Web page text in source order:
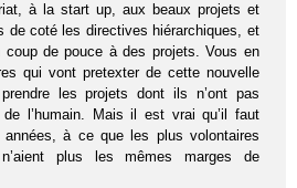
à la start up, aux beaux projets et
de coté les directives hiérarchiques, et
coup de pouce à des projets. Vous en
qui vont pretexter de cette nouvelle
les projets dont ils n’ont pas
l’humain. Mais il est vrai qu’il faut
années, à ce que les plus volontaires
plus les mêmes marges de